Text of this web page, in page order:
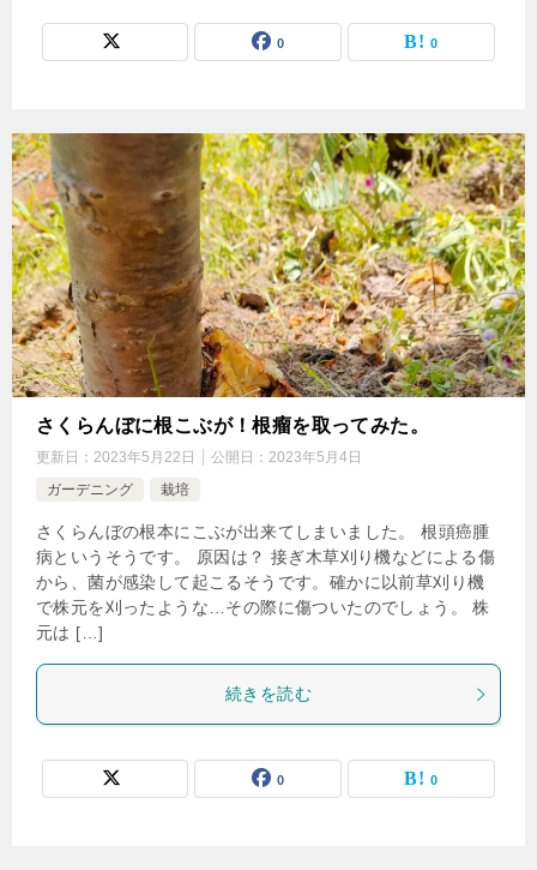
0 0
さくらんぼに根こぶが！根瘤を取ってみた。
更新日： 2023年5月22日 公開日： 2023年5月4日
ガーデニング
栽培
さくらんぼの根本にこぶが出来てしまいました。 根頭癌腫
病というそうです。 原因は？ 接ぎ木草刈り機などによる傷
から、菌が感染して起こるそうです。確かに以前草刈り機
で株元を刈ったような…その際に傷ついたのでしょう。 株
元は […]
続きを読む
0 0